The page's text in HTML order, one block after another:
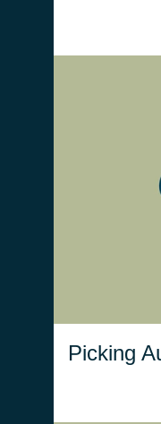
Picking
Il
e